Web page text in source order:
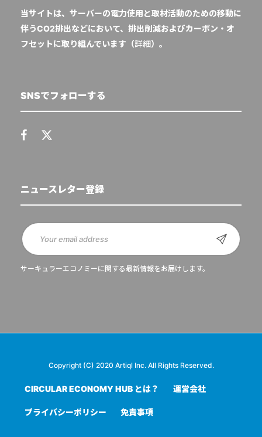
当サイトは、サーバーの電力使用と取材活動のための移動に
伴うCO2排出などにおいて、排出削減およびカーボン・オ
フセットに取り組んでいます（詳細）。
SNSでフォローする
ニュースレター登録
サーキュラーエコノミーに関する最新情報をお届けします。
Copyright (C) 2020 Artiql Inc. All Rights Reserved.
CIRCULAR ECONOMY HUB とは？ 運営会社
プライバシーポリシー 免責事項